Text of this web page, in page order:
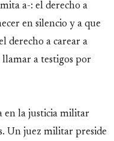
a-: el derecho a
en silencio y a que
derecho a carear a
llamar a testigos por
en la justicia militar
Un juez militar preside